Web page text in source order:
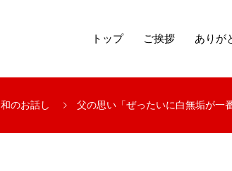
トップ ご挨拶 ありが
和のお話し 父の思い「ぜったいに白無垢が一番